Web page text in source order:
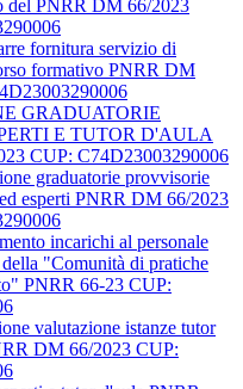
del PNRR DM 66/2023
fornitura servizio di
formativo PNRR DM
GRADUATORIE
E TUTOR D'AULA
CUP: C74D23003290006
graduatorie provvisorie
esperti PNRR DM 66/2023
incarichi al personale
"Comunità di pratiche
PNRR 66-23 CUP:
valutazione istanze tutor
DM 66/2023 CUP: